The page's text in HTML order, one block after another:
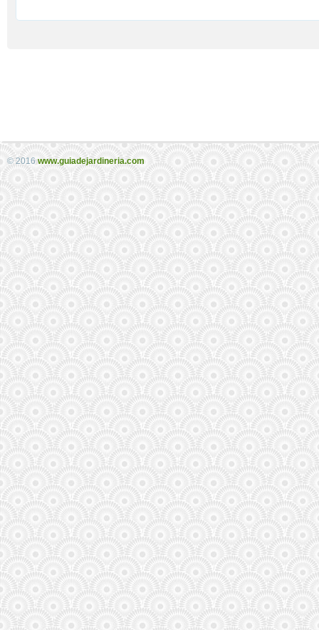
© 2016www.guiadejardineria.com